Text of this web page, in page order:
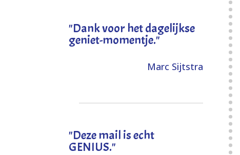
"Dank voor het dagelijkse
geniet-momentje."
Marc Sijtstra
"Deze mail is echt
GENIUS."